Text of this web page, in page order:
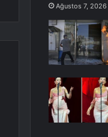
Ağustos 7, 2026